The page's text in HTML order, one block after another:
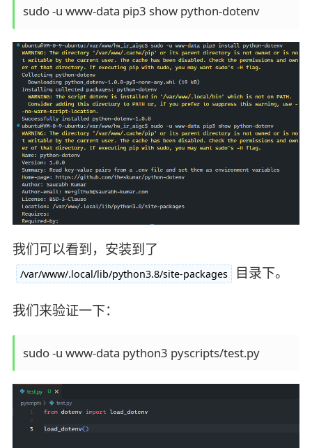
sudo -u www-data pip3 show python-dotenv
我们可以看到，安装到了
/var/www/.local/lib/python3.8/site-packages 目录下。
我们来验证一下：
sudo -u www-data python3 pyscripts/test.py